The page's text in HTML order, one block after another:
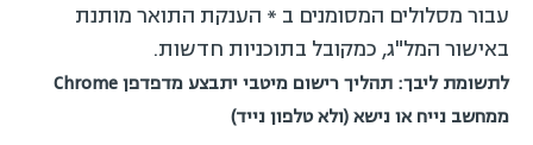
עבור מסלולים המסומנים ב * הענקת התואר מותנת
באישור המל"ג, כמקובל בתוכניות חדשות.
לתשומת ליבך: תהליך רישום מיטבי יתבצע מדפדפן Chrome
ממחשב נייח או נישא (ולא טלפון נייד)